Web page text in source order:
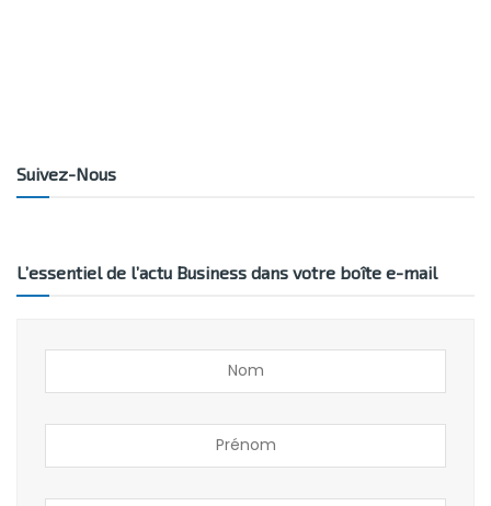
Suivez-Nous
L’essentiel de l’actu Business dans votre boîte e-mail